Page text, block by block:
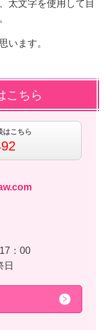
太文字を使用して目
います。
こちら
はこちら
：00
日